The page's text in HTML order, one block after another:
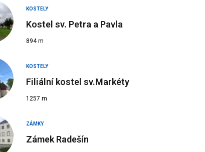
KOSTELY
Kostel sv. Petra a Pavla
894 m
KOSTELY
Filiální kostel sv.Markéty
1257 m
ZÁMKY
Zámek Radešín